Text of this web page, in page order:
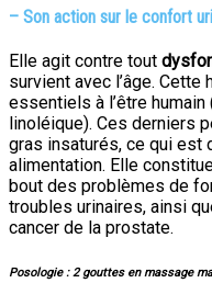
– Son action sur le confort
Elle agit contre tout
survient avec l’âge.
essentiels à l’être humain
linoléique). Ces derniers
gras insaturés, ce qui est
alimentation. Elle
bout des problèmes de
troubles urinaires, ainsi
cancer de la prostate.
Posologie : 2 gouttes en massage